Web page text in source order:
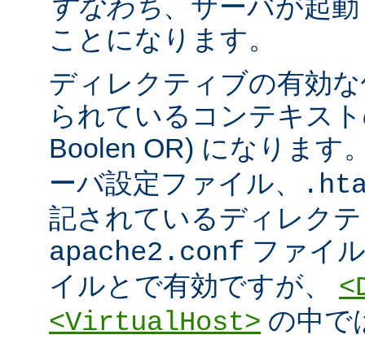
すなわち、サーバが起
ことになります。
ディレクティブの有効
られているコンテキス
Boolen OR) になります
ーバ設定ファイル、
記されているディレク
apache2.conf ファイ
イルとで有効ですが、
<VirtualHost> の中で